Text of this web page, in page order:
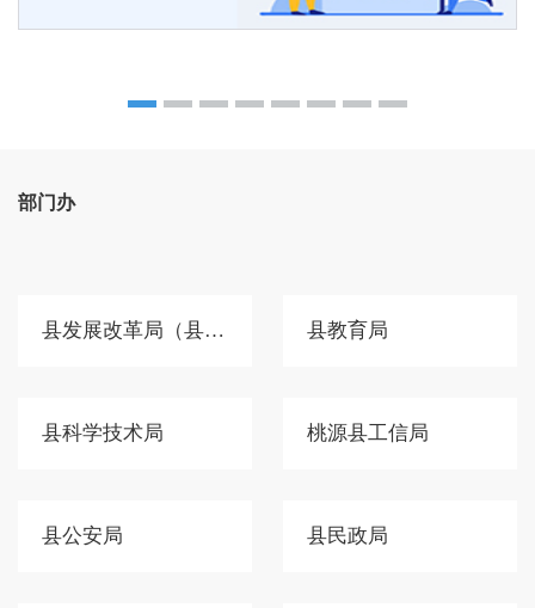
部门办
县发展改革局（县国动办） 县教育局
县科学技术局 桃源县工信局
县公安局 县民政局